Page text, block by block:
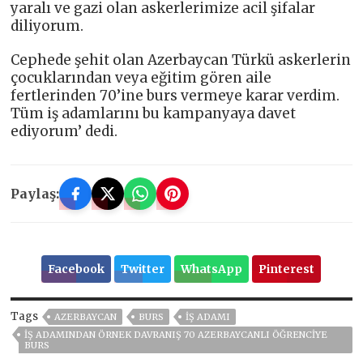
yaralı ve gazi olan askerlerimize acil şifalar
diliyorum.
Cephede şehit olan Azerbaycan Türkü askerlerin
çocuklarından veya eğitim gören aile
fertlerinden 70’ine burs vermeye karar verdim.
Tüm iş adamlarını bu kampanyaya davet
ediyorum’ dedi.
Paylaş:
Facebook Twitter WhatsApp Pinterest
Tags AZERBAYCAN BURS
İŞ ADAMI
İŞ ADAMINDAN ÖRNEK DAVRANIŞ 70 AZERBAYCANLI ÖĞRENCİYE
BURS